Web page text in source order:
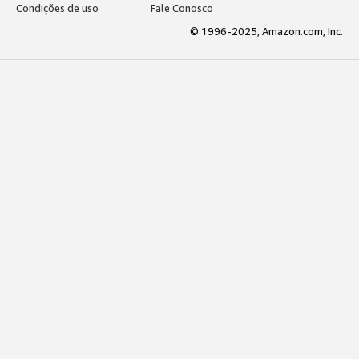
Condições de uso
Fale Conosco
© 1996-2025, Amazon.com, Inc.